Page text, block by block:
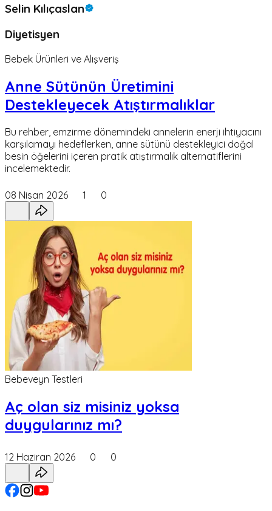
Selin Kılıçaslan
Diyetisyen
Bebek Ürünleri ve Alışveriş
Anne Sütünün Üretimini
Destekleyecek Atıştırmalıklar
Bu rehber, emzirme dönemindeki annelerin enerji ihtiyacını
karşılamayı hedeflerken, anne sütünü destekleyici doğal
besin öğelerini içeren pratik atıştırmalık alternatiflerini
incelemektedir.
08 Nisan 2026 1 0
Bebeveyn Testleri
Aç olan siz misiniz yoksa
duygularınız mı?
12 Haziran 2026 0 0